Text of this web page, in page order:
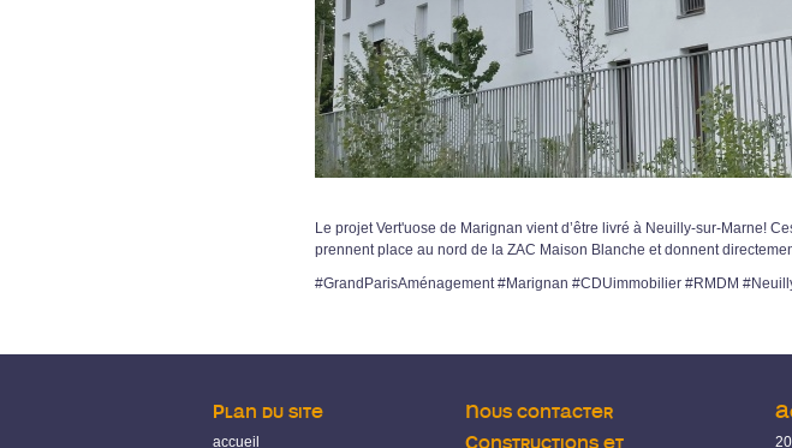
Le projet Vert'uose de Marignan vient d’être livré à Neuilly-sur-Marne!
prennent place au nord de la ZAC Maison Blanche et donnent
#GrandParisAménagement #Marignan #CDUimmobilier #RMDM
Plan du site
accueil
Nous contacter
Constructions et